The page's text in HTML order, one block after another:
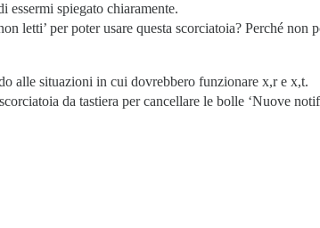
essermi spiegato chiaramente.
letti’ per poter usare questa scorciatoia? Perché
alle situazioni in cui dovrebbero funzionare x,r e x,t.
da tastiera per cancellare le bolle ‘Nuove